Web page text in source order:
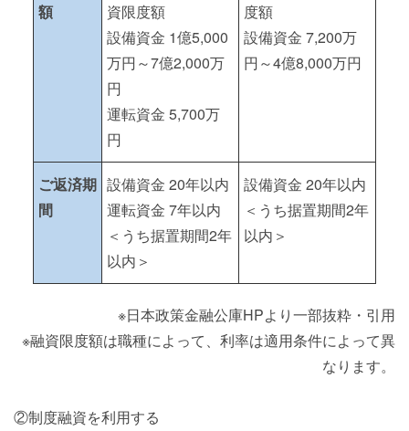
額
資限度額
設備資金 1億5,000
万円～7億2,000万
円
運転資金 5,700万
円
度額
設備資金 7,200万
円～4億8,000万円
ご返済期
間
設備資金 20年以内
運転資金 7年以内
＜うち据置期間2年
以内＞
設備資金 20年以内
＜うち据置期間2年
以内＞
※日本政策金融公庫HPより一部抜粋・引用
※融資限度額は職種によって、利率は適用条件によって異
なります。
②制度融資を利用する